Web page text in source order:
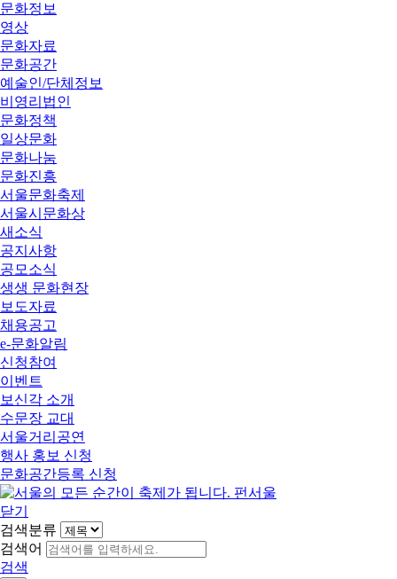
문화정보
영상
문화자료
문화공간
예술인/단체정보
비영리법인
문화정책
일상문화
문화나눔
문화진흥
서울문화축제
서울시문화상
새소식
공지사항
공모소식
생생 문화현장
보도자료
채용공고
e-문화알림
신청참여
이벤트
보신각 소개
수문장 교대
서울거리공연
행사 홍보 신청
문화공간등록 신청
닫기
검색분류
검색어
검색